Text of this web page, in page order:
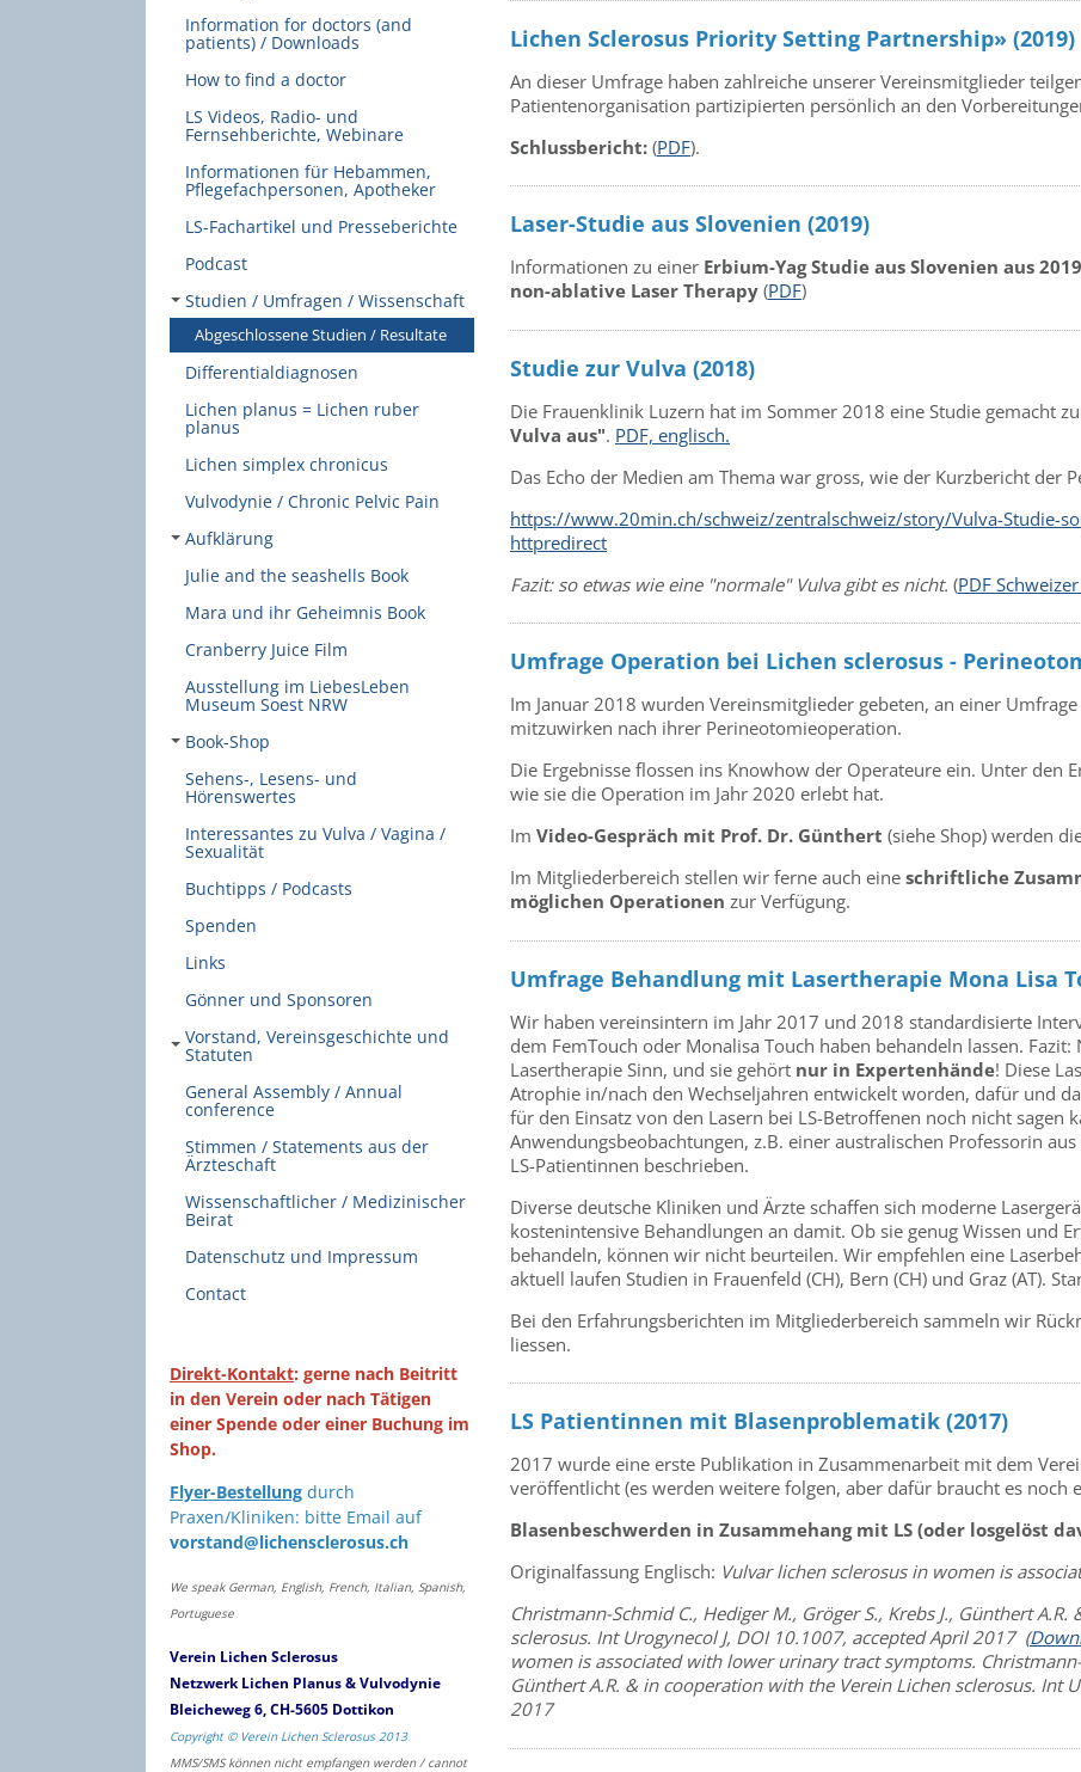
Information for doctors (and
patients) / Downloads
How to find a doctor
LS Videos, Radio- und
Fernsehberichte, Webinare
Informationen für Hebammen,
Pflegefachpersonen, Apotheker
LS-Fachartikel und Presseberichte
Podcast
Studien / Umfragen / Wissenschaft
Abgeschlossene Studien / Resultate
Differentialdiagnosen
Lichen planus = Lichen ruber
planus
Lichen simplex chronicus
Vulvodynie / Chronic Pelvic Pain
Aufklärung
Julie and the seashells Book
Mara und ihr Geheimnis Book
Cranberry Juice Film
Ausstellung im LiebesLeben
Museum Soest NRW
Book-Shop
Sehens-, Lesens- und
Hörenswertes
Interessantes zu Vulva / Vagina /
Sexualität
Buchtipps / Podcasts
Spenden
Links
Gönner und Sponsoren
Vorstand, Vereinsgeschichte und
Statuten
General Assembly / Annual
conference
Stimmen / Statements aus der
Ärzteschaft
Wissenschaftlicher / Medizinischer
Beirat
Datenschutz und Impressum
Contact
Direkt-Kontakt: gerne nach Beitritt
in den Verein oder nach Tätigen
einer Spende oder einer Buchung im
Shop.
Flyer-Bestellung durch
Praxen/Kliniken: bitte Email auf
vorstand@lichensclerosus.ch
We speak German, English, French, Italian, Spanish,
Portuguese
Verein Lichen Sclerosus
Netzwerk Lichen Planus & Vulvodynie
Bleicheweg 6, CH-5605 Dottikon
Copyright © Verein Lichen Sclerosus 2013
MMS/SMS können nicht empfangen werden / cannot
Lichen Sclerosus Priority Setting Partnership» (2019)
An dieser Umfrage haben zahlreiche unserer Vereinsmitglieder
Patientenorganisation partizipierten persönlich an den
Schlussbericht: (PDF).
Laser-Studie aus Slovenien (2019)
Informationen zu einer Erbium-Yag Studie aus Slovenien aus 2019
non-ablative Laser Therapy (PDF)
Studie zur Vulva (2018)
Die Frauenklinik Luzern hat im Sommer 2018 eine Studie gemacht
Vulva aus". PDF, englisch.
Das Echo der Medien am Thema war gross, wie der Kurzbericht der
https://www.20min.ch/schweiz/zentralschweiz/story/Vulva-Studie-
httpredirect
Fazit: so etwas wie eine "normale" Vulva gibt es nicht. (PDF
Umfrage Operation bei Lichen sclerosus -
Im Januar 2018 wurden Vereinsmitglieder gebeten, an einer
mitzuwirken nach ihrer Perineotomieoperation.
Die Ergebnisse flossen ins Knowhow der Operateure ein. Unter den
wie sie die Operation im Jahr 2020 erlebt hat.
Im Video-Gespräch mit Prof. Dr. Günthert (siehe Shop) werden
Im Mitgliederbereich stellen wir ferne auch eine schriftliche
möglichen Operationen zur Verfügung.
Umfrage Behandlung mit Lasertherapie Mona Lisa
Wir haben vereinsintern im Jahr 2017 und 2018 standardisierte
dem FemTouch oder Monalisa Touch haben behandeln lassen.
Lasertherapie Sinn, und sie gehört nur in Expertenhände! Diese
Atrophie in/nach den Wechseljahren entwickelt worden, dafür und
für den Einsatz von den Lasern bei LS-Betroffenen noch nicht sagen
Anwendungsbeobachtungen, z.B. einer australischen Professorin
LS-Patientinnen beschrieben.
Diverse deutsche Kliniken und Ärzte schaffen sich moderne
kostenintensive Behandlungen an damit. Ob sie genug Wissen und
behandeln, können wir nicht beurteilen. Wir empfehlen eine
aktuell laufen Studien in Frauenfeld (CH), Bern (CH) und Graz (AT).
Bei den Erfahrungsberichten im Mitgliederbereich sammeln wir
liessen.
LS Patientinnen mit Blasenproblematik (2017)
2017 wurde eine erste Publikation in Zusammenarbeit mit dem
veröffentlicht (es werden weitere folgen, aber dafür braucht es noch
Blasenbeschwerden in Zusammehang mit LS (oder losgelöst
Originalfassung Englisch: Vulvar lichen sclerosus in women is
Christmann-Schmid C., Hediger M., Gröger S., Krebs J., Günthert
sclerosus. Int Urogynecol J, DOI 10.1007, accepted April 2017 (
women is associated with lower urinary tract symptoms.
Günthert A.R. & in cooperation with the Verein Lichen sclerosus. Int
2017